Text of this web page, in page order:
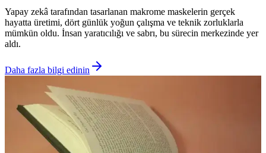
Yapay zekâ tarafından tasarlanan makrome maskelerin gerçek
hayatta üretimi, dört günlük yoğun çalışma ve teknik zorluklarla
mümkün oldu. İnsan yaratıcılığı ve sabrı, bu sürecin merkezinde yer
aldı.
Daha fazla bilgi edinin